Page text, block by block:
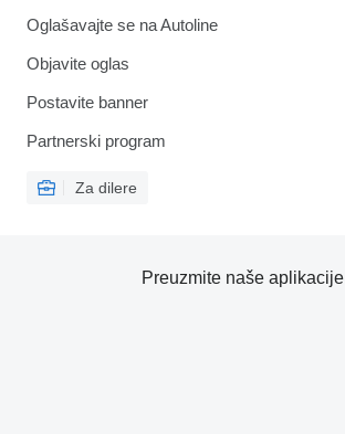
Oglašavajte se na Autoline
Objavite oglas
Postavite banner
Partnerski program
Za dilere
Preuzmite naše aplikacije